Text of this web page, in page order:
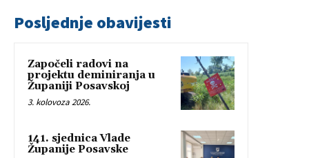
Posljednje obavijesti
Započeli radovi na
projektu deminiranja u
Županiji Posavskoj
3. kolovoza 2026.
141. sjednica Vlade
Županije Posavske